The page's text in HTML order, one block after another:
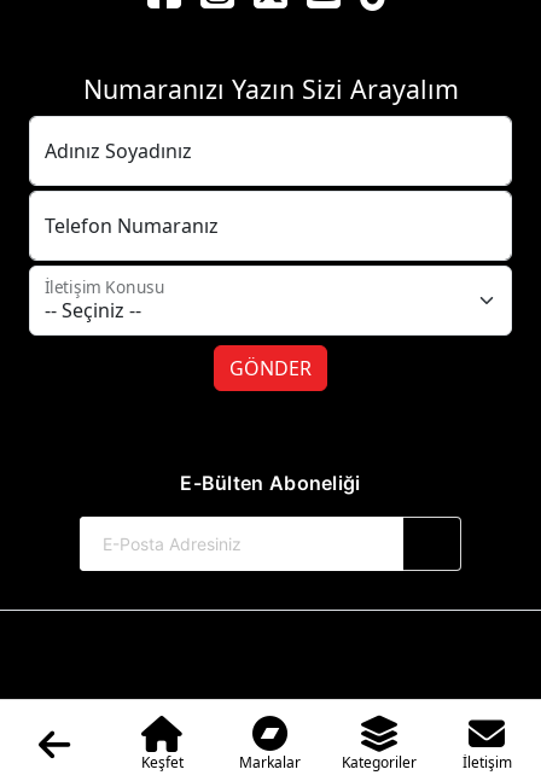
Numaranızı Yazın Sizi Arayalım
Adınız Soyadınız
Telefon Numaranız
İletişim Konusu
GÖNDER
E-Bülten Aboneliği
Keşfet Markalar Kategoriler İletişim